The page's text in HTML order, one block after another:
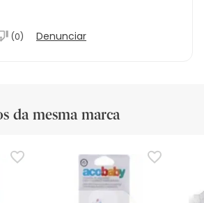
(0) Denunciar
da mesma marca